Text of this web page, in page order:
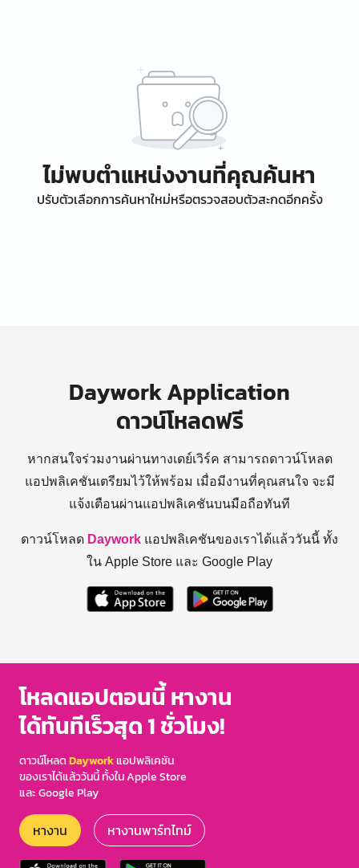
ไม่พบตำแหน่งงานที่คุณค้นหา
ปรับตัวเลือกการค้นหาใหม่หรือตรวจสอบตัวสะกดอีกครั้ง
Daywork Application
ดาวน์โหลดฟรี
หากสนใจร่วมงานผ่านทางเดย์เวิร์ค สามารถดาวน์โหลด
แอปพลิเคชันเตรียมไว้ให้พร้อม เมื่อมีงานที่คุณสนใจ จะมี
แจ้งเตือนผ่านแอปพลิเคชันบนมือถือทันที
ดาวน์โหลด Daywork แอปพลิเคชันของเราได้แล้ววันนี้ ทั้ง
ใน Apple Store และ Google Play
โหลดแอปตอนนี้ หางาน
ได้ทันทีเร็วสุด 1 ชั่วโมง!
ดาวน์โหลดDayworkแอปพลิเคชัน
ของเราได้แล้ววันนี้ ทั้งใน Apple Store
และ Google Play
หางาน หางานพาร์ทไทม์